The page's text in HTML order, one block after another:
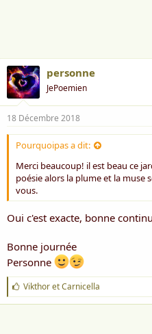
personne
JePoemien
18 Décembre 2018
Pourquoipas a dit:
Merci beaucoup! il est beau ce
poésie alors la plume et la muse
vous.
Oui c'est exacte, bonne
Bonne journée
Personne
J
'
a
VikthoretCarnicella